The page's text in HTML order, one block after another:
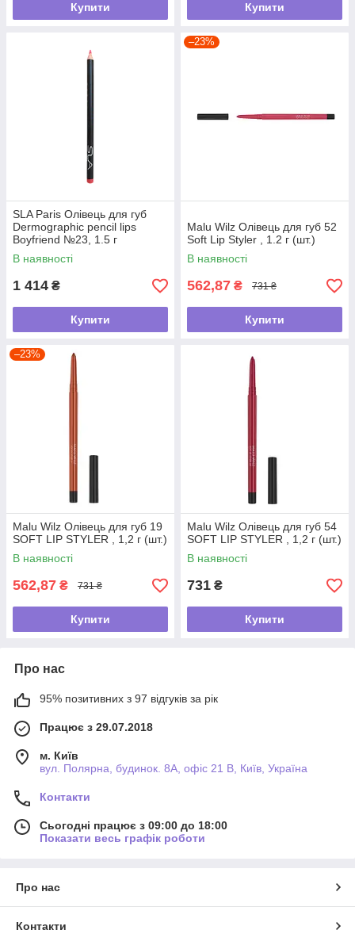
Купити Купити
SLA Paris Олівець для губ
Dermographic pencil lips
Boyfriend №23, 1.5 г
В наявності
1 414 ₴
Купити
–23%
Malu Wilz Олівець для губ 52
Soft Lip Styler , 1.2 г (шт.)
В наявності
562,87 ₴ 731 ₴
Купити
–23%
Malu Wilz Олівець для губ 19
SOFT LIP STYLER , 1,2 г (шт.)
В наявності
562,87 ₴ 731 ₴
Купити
Malu Wilz Олівець для губ 54
SOFT LIP STYLER , 1,2 г (шт.)
В наявності
731 ₴
Купити
Про нас
95% позитивних з 97 відгуків за рік
Працює з 29.07.2018
м. Київ
вул. Полярна, будинок. 8А, офіс 21 В, Київ, Україна
Контакти
Сьогодні працює з 09:00 до 18:00
Показати весь графік роботи
Про нас
Контакти